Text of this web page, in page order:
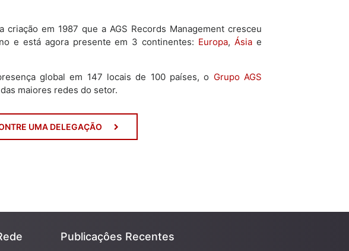
criação em 1987 que a AGS Records Management cresceu
e está agora presente em 3 continentes: Europa,Ásia e
global em 147 locais de 100 países, o Grupo AGS
maiores redes do setor.
UMA DELEGAÇÃO
Publicaçôes Recentes